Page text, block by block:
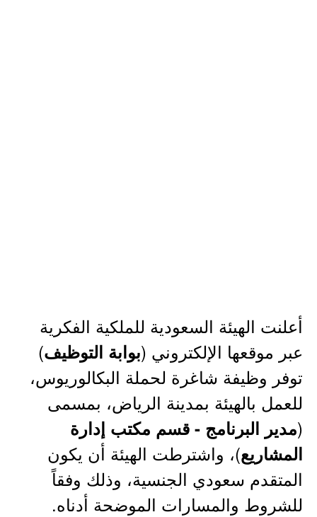
أعلنت الهيئة السعودية للملكية الفكرية
عبر موقعها الإلكتروني (بوابة التوظيف)
توفر وظيفة شاغرة لحملة البكالوريوس،
للعمل بالهيئة بمدينة الرياض، بمسمى
(مدير البرنامج - قسم مكتب إدارة
المشاريع)، واشترطت الهيئة أن يكون
المتقدم سعودي الجنسية، وذلك وفقاً
للشروط والمسارات الموضحة أدناه.